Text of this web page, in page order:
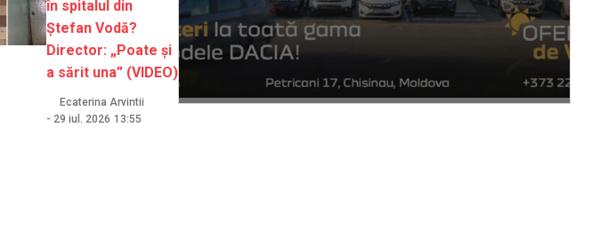
în spitalul din
Ștefan Vodă?
Director: „Poate și
a sărit una” (VIDEO)
Ecaterina Arvintii
- 29 iul. 2026 13:55